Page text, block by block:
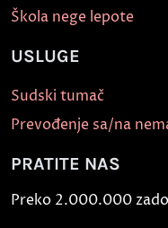
Škola nege lepote
USLUGE
Sudski tumač
Prevođenje sa/na
PRATITE NAS
Preko 2.000.000